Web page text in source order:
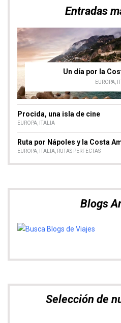
Entradas
Un día por la
EUROPA
Procida, una isla de cine
EUROPA ITALIA
Ruta por Nápoles y la Costa
EUROPA ITALIA RUTAS PERFECTAS
Blogs
Selección de